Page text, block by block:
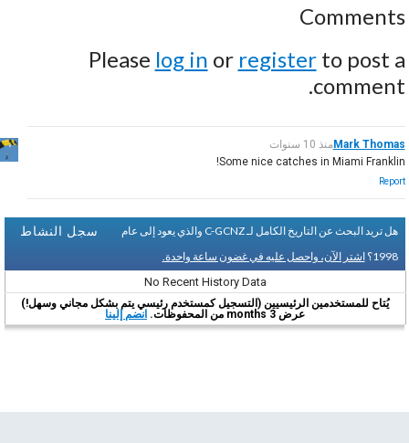
Comments
Please log in or registerto post a
comment.
Mark Thomasمنذ 10 سنوات
Some nice catches in Miami Franklin!
Report
سجل النشاط
هل تريد البحث عن التاريخ الكامل لـ C-GCNZ والذي يعود إلى عام
1998؟ اشتر الآن، واحصل عليه في غضون ساعة واحدة.
No Recent History Data
يُتاح للمستخدمين الرئيسيين (التسجيل كمستخدم رئيسي يتم بشكل مجاني وسهل!)
عرض 3 months من المحفوظات.
انضم إلينا